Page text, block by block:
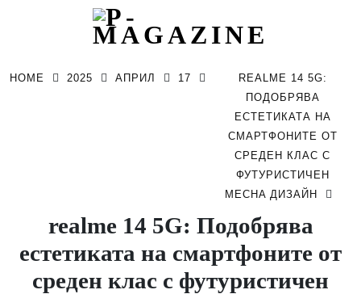
HOME 2025 АПРИЛ 17
REALME 14 5G:
ПОДОБРЯВA
ЕСТЕТИКАТА НА
СМАРТФОНИТЕ ОТ
СРЕДЕН КЛАС С
ФУТУРИСТИЧЕН
MECHA ДИЗАЙН
realme 14 5G: Подобрявa
естетиката на смартфоните от
среден клас с футуристичен